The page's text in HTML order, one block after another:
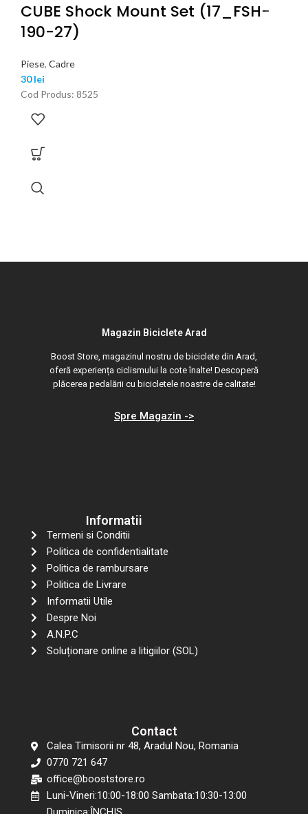
CUBE Shock Mount Set (17_FSH-
190-27)
Piese, Cadre
30lei
Cod Produs: 8525
Magazin Biciclete Arad
Boost Store, magazinul nostru de biciclete din Arad,
oferă experiența ciclismului la cote înalte! Descoperă
plăcerea pedalării cu bicicletele noastre de calitate!
Spre Magazin ->
Informatii
Termeni si Conditii
Politica de confidentialitate
Politica de rambursare
Politica de Livrare
Informatii Utile
Despre Noi
A.N.P.C
Soluționare online a litigiilor (SOL)
Contact
Calea Timisorii nr 48, Aradul Nou, Romania
0770 721 647
office@booststore.ro
Luni-Vineri:10:00-18:00 Sambata:10:30-13:00